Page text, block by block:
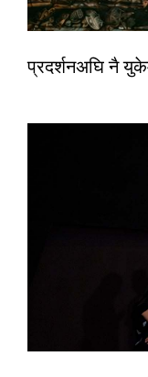
प्रदर्शनअघि नै